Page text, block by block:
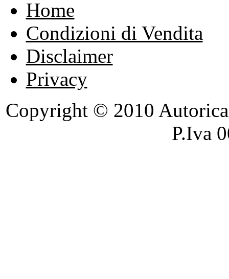
Home
Condizioni di Vendita
Disclaimer
Privacy
Copyright © 2010
P.Iva